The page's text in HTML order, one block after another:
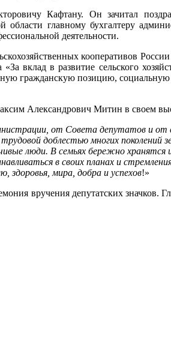
Кафтану. Он зачитал
области главному бухгалтеру
деятельности.
кооперативов
вклад в развитие сельского
гражданскую позицию, социальную
Александрович Митин в своем
от Совета депутатов и от
доблестью многих поколений
люди. В семьях бережно
в своих планах и
здоровья, мира, добра и успехов!»
вручения депутатских